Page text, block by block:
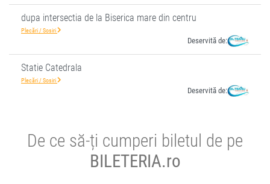
dupa intersectia de la Biserica mare din centru
Plecări / Sosiri
Deservită de:
Statie Catedrala
Plecări / Sosiri
Deservită de:
De ce să-ți cumperi biletul de pe
BILETERIA.ro